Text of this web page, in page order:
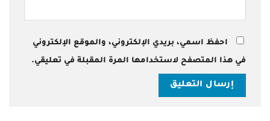
احفظ اسمي، بريدي الإلكتروني، والموقع الإلكتروني
في هذا المتصفح لاستخدامها المرة المقبلة في تعليقي.